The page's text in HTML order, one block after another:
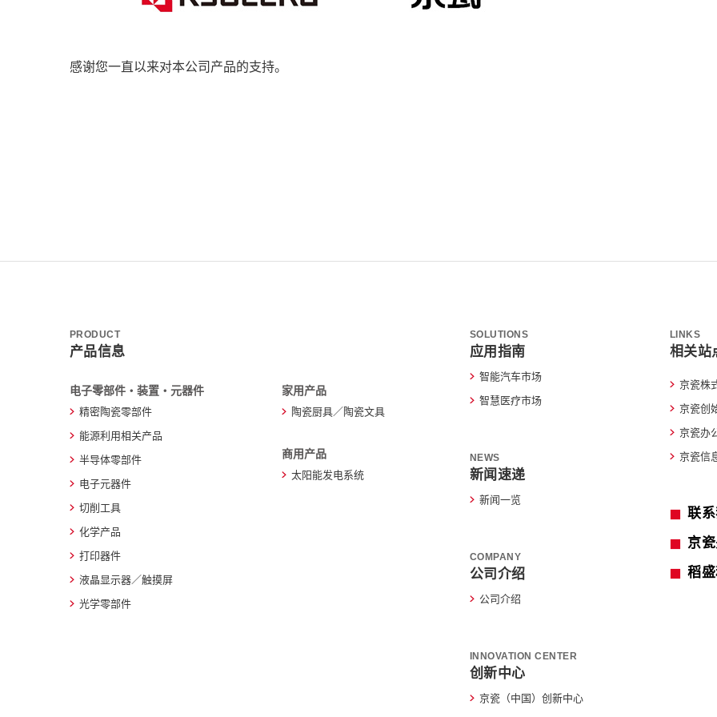
感谢您一直以来对本公司产品的支持。
PRODUCT
产品信息
电子零部件・装置・元器件
精密陶瓷零部件
能源利用相关产品
半导体零部件
电子元器件
切削工具
化学产品
打印器件
液晶显示器／触摸屏
光学零部件
家用产品
陶瓷厨具／陶瓷文具
商用产品
太阳能发电系统
SOLUTIONS
应用指南
智能汽车市场
智慧医疗市场
NEWS
新闻速递
新闻一览
COMPANY
公司介绍
公司介绍
INNOVATION CENTER
创新中心
京瓷（中国）创新中心
LINKS
相关站
京瓷株
京瓷创
京瓷办
京瓷信
联
京
稻